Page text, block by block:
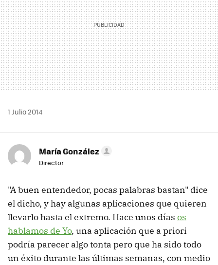
1 Julio 2014
María González
Director
"A buen entendedor, pocas palabras bastan" dice
el dicho, y hay algunas aplicaciones que quieren
llevarlo hasta el extremo. Hace unos días os
hablamos de Yo, una aplicación que a priori
podría parecer algo tonta pero que ha sido todo
un éxito durante las últimas semanas, con medio